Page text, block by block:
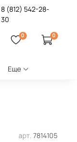
8 (812) 542-28-
30
0 0
Еще
арт. 7814105